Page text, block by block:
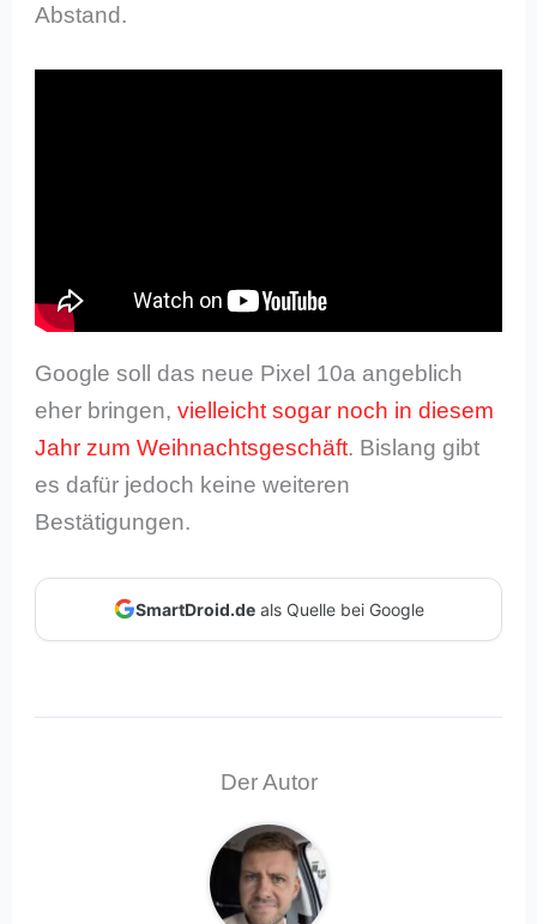
Abstand.
Google soll das neue Pixel 10a angeblich
eher bringen,vielleicht sogar noch in diesem
Jahr zum Weihnachtsgeschäft. Bislang gibt
es dafür jedoch keine weiteren
Bestätigungen.
SmartDroid.deals Quelle bei Google
Der Autor